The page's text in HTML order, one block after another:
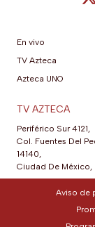
En vivo
TV Azteca
Azteca UNO
TV AZTECA
Periférico Sur 4121,
Col. Fuentes Del
14140,
Ciudad De México,
Aviso de